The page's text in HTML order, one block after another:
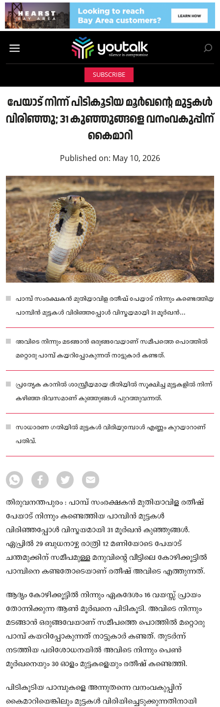
SUBSCRIBE
പേയാട് നിന്ന് പിടികൂടിയ മൂർഖന്റെ മുട്ടകൾ
വിരിഞ്ഞു; 31 കുഞ്ഞുങ്ങളെ വനംവകുപ്പിന്
കൈമാറി
Published on: May 10, 2026
പാമ്പ് സംരക്ഷകൻ മുതിയാവിള രതീഷ് പേയാട് നിന്നും കണ്ടെത്തിയ
പാമ്പിൻ മുട്ടകൾ വിരിഞ്ഞപ്പോൾ വിസ്മയമായി 31 മൂർഖൻ
കുഞ്ഞുങ്ങൾ.
അവിടെ നിന്നും മടങ്ങാൻ ഒരുങ്ങവേയാണ് സമീപത്തെ പൊത്തിൽ
മറ്റൊരു പാമ്പ് കയറിപ്പോകുന്നത് നാട്ടുകാർ കണ്ടത്.
പ്രത്യേക കാനിൽ ശാസ്ത്രീയമായ രീതിയിൽ സൂക്ഷിച്ച മുട്ടകളിൽ നിന്ന്
കഴിഞ്ഞ ദിവസമാണ് കുഞ്ഞുങ്ങൾ പുറത്തുവന്നത്.
സാധാരണ ഗതിയിൽ മുട്ടകൾ വിരിയുമ്പോൾ എണ്ണം കുറയാറാണ്
പതിവ്.
തിരുവനന്തപുരം : പാമ്പ് സംരക്ഷകൻ മുതിയാവിള രതീഷ്
പേയാട് നിന്നും കണ്ടെത്തിയ പാമ്പിൻ മുട്ടകൾ
വിരിഞ്ഞപ്പോൾ വിസ്മയമായി 31 മൂർഖൻ കുഞ്ഞുങ്ങൾ.
ഏപ്രിൽ 29 ബുധനാഴ്ച രാത്രി 12 മണിയോടെ പേയാട്
ചന്തമുക്കിന് സമീപമുള്ള മനുവിന്റെ വീട്ടിലെ കോഴിക്കൂട്ടിൽ
പാമ്പിനെ കണ്ടതോടെയാണ് രതീഷ് അവിടെ എത്തുന്നത്.
ആദ്യം കോഴിക്കൂട്ടിൽ നിന്നും ഏകദേശം 16 വയസ്സ് പ്രായം
തോന്നിക്കുന്ന ആൺ മൂർഖനെ പിടികൂടി. അവിടെ നിന്നും
മടങ്ങാൻ ഒരുങ്ങവേയാണ് സമീപത്തെ പൊത്തിൽ മറ്റൊരു
പാമ്പ് കയറിപ്പോകുന്നത് നാട്ടുകാർ കണ്ടത്. തുടർന്ന്
നടത്തിയ പരിശോധനയിൽ അവിടെ നിന്നും പെൺ
മൂർഖനെയും 30 ഓളം മുട്ടകളെയും രതീഷ് കണ്ടെത്തി.
പിടികൂടിയ പാമ്പുകളെ അന്നുതന്നെ വനംവകുപ്പിന്
കൈമാറിയെങ്കിലും മുട്ടകൾ വിരിയിച്ചെടുക്കുന്നതിനായി